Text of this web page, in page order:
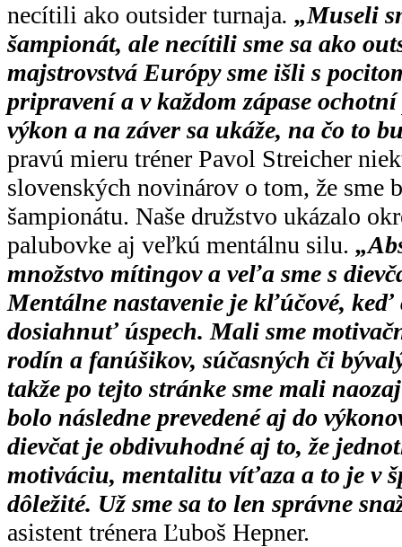
necítili ako outsider turnaja. „Museli
šampionát, ale necítili sme sa ako
majstrovstvá Európy sme išli s
pripravení a v každom zápase
výkon a na záver sa ukáže, na čo to
pravú mieru tréner Pavol Streicher
slovenských novinárov o tom, že sme
šampionátu. Naše družstvo ukázalo
palubovke aj veľkú mentálnu silu.
množstvo mítingov a veľa sme s
Mentálne nastavenie je kľúčové, keď
dosiahnuť úspech. Mali sme
rodín a fanúšikov, súčasných či
takže po tejto stránke sme mali
bolo následne prevedené aj do
dievčat je obdivuhodné aj to, že
motiváciu, mentalitu víťaza a to je v
dôležité. Už sme sa to len správne
asistent trénera Ľuboš Hepner.